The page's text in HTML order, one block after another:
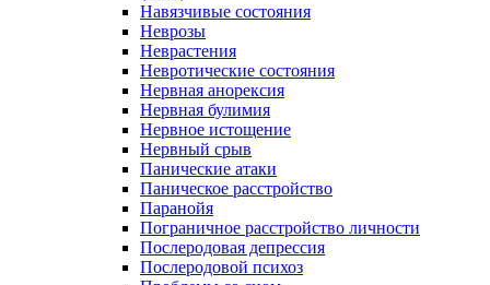
Навязчивые состояния
Неврозы
Неврастения
Невротические состояния
Нервная анорексия
Нервная булимия
Нервное истощение
Нервный срыв
Панические атаки
Паническое расстройство
Паранойя
Пограничное расстройство личности
Послеродовая депрессия
Послеродовой психоз